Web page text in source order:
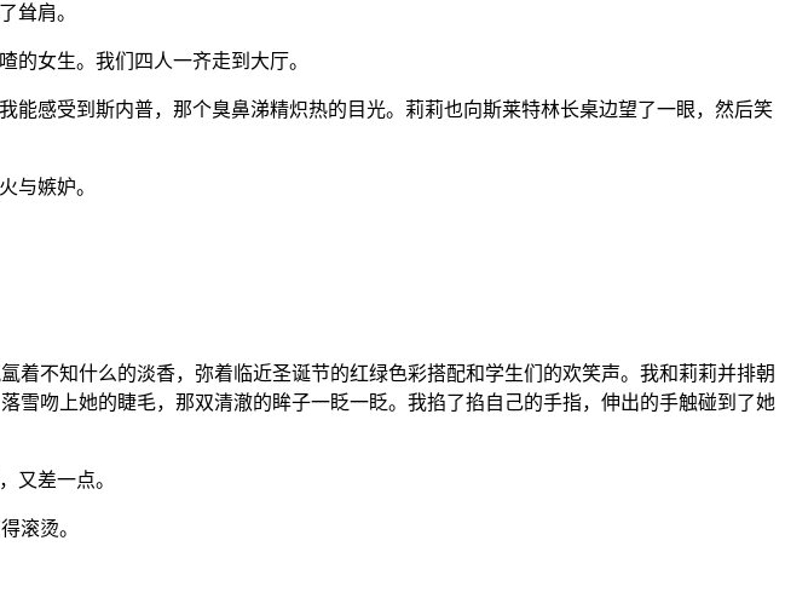
耸肩。
的女生。我们四人一齐走到大厅。
能感受到斯内普，那个臭鼻涕精炽热的目光。莉莉也向斯莱特林长桌边望了一眼，然后笑
与嫉妒。
不知什么的淡香，弥着临近圣诞节的红绿色彩搭配和学生们的欢笑声。我和莉莉并排朝
吻上她的睫毛，那双清澈的眸子一眨一眨。我掐了掐自己的手指，伸出的手触碰到了她
又差一点。
滚烫。